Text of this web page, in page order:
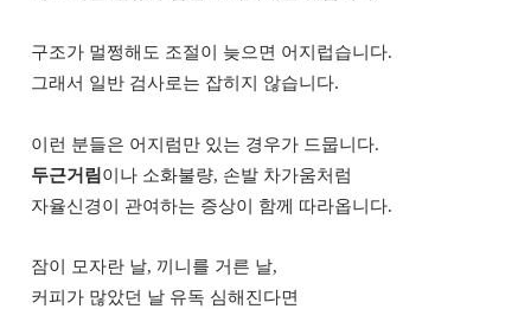
구조가 멀쩡해도 조절이 늦으면 어지럽습니다.
그래서 일반 검사로는 잡히지 않습니다.
이런 분들은 어지럼만 있는 경우가 드뭅니다.
두근거림 이나 소화불량, 손발 차가움처럼
자율신경이 관여하는 증상이 함께 따라옵니다.
잠이 모자란 날, 끼니를 거른 날,
커피가 많았던 날 유독 심해진다면